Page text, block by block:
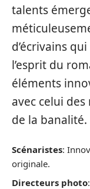
talents
d’écrivains
l’esprit du
éléments
avec celui
de la banalité.
Scénaristes:
originale.
Directeurs photo